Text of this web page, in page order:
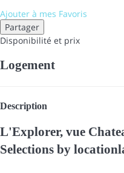
Ajouter à mes Favoris
Partager
Disponibilité et prix
Logement
Description
L'Explorer, vue
Selections by